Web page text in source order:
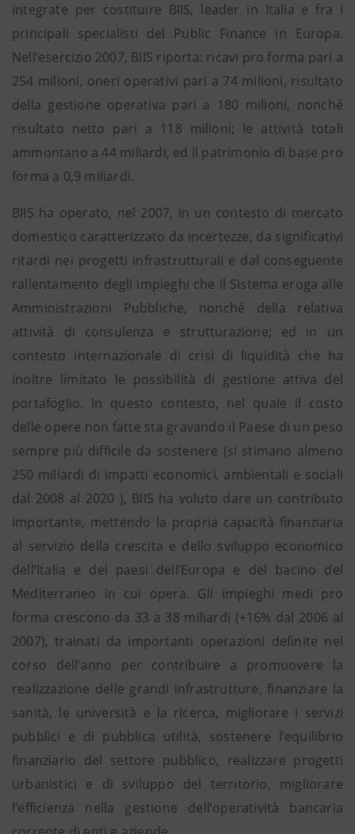
integrate per costituire BIIS, leader in Italia e fra i
principali specialisti del Public Finance in Europa.
Nell’esercizio 2007, BIIS riporta: ricavi pro forma pari a
254 milioni, oneri operativi pari a 74 milioni, risultato
della gestione operativa pari a 180 milioni, nonché
risultato netto pari a 118 milioni; le attività totali
ammontano a 44 miliardi, ed il patrimonio di base pro
forma a 0,9 miliardi.
BIIS ha operato, nel 2007, in un contesto di mercato
domestico caratterizzato da incertezze, da significativi
ritardi nei progetti infrastrutturali e dal conseguente
rallentamento degli impieghi che il Sistema eroga alle
Amministrazioni Pubbliche, nonché della relativa
attività di consulenza e strutturazione; ed in un
contesto internazionale di crisi di liquidità che ha
inoltre limitato le possibilità di gestione attiva del
portafoglio. In questo contesto, nel quale il costo
delle opere non fatte sta gravando il Paese di un peso
sempre più difficile da sostenere (si stimano almeno
250 miliardi di impatti economici, ambientali e sociali
dal 2008 al 2020 ), BIIS ha voluto dare un contributo
importante, mettendo la propria capacità finanziaria
al servizio della crescita e dello sviluppo economico
dell’Italia e dei paesi dell’Europa e del bacino del
Mediterraneo in cui opera. Gli impieghi medi pro
forma crescono da 33 a 38 miliardi (+16% dal 2006 al
2007), trainati da importanti operazioni definite nel
corso dell’anno per contribuire a promuovere la
realizzazione delle grandi infrastrutture, finanziare la
sanità, le università e la ricerca, migliorare i servizi
pubblici e di pubblica utilità, sostenere l’equilibrio
finanziario del settore pubblico, realizzare progetti
urbanistici e di sviluppo del territorio, migliorare
l’efficienza nella gestione dell’operatività bancaria